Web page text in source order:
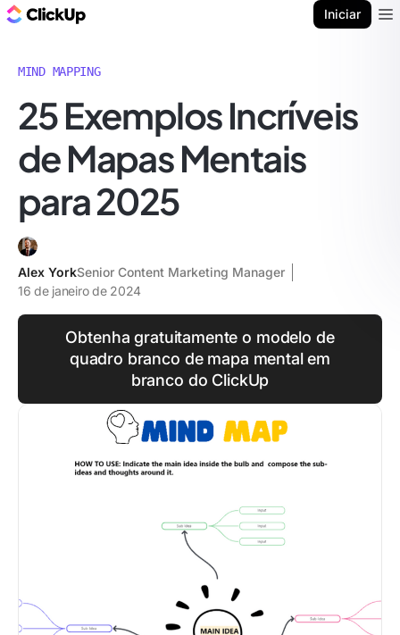
Iniciar
MIND MAPPING
25 Exemplos Incríveis
de Mapas Mentais
para 2025
Alex YorkSenior Content Marketing Manager
16 de janeiro de 2024
Obtenha gratuitamente o modelo de
quadro branco de mapa mental em
branco do ClickUp